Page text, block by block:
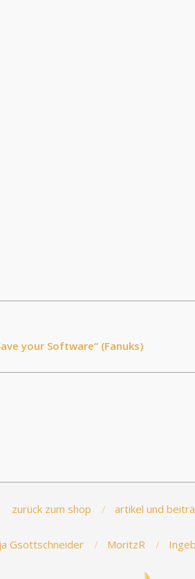
your Software“ (Fanuks)
zurück zum shop artikel und
Gsottschneider MoritzR